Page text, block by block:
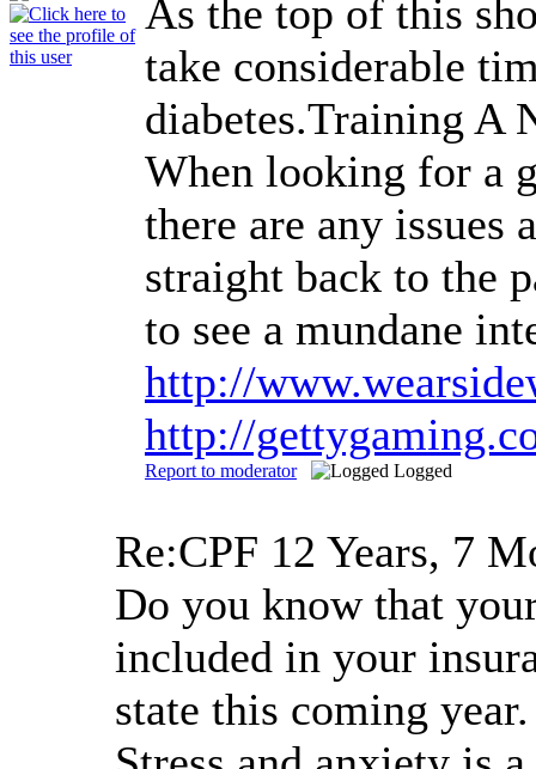
As the top of this
take considerable
diabetes.Training A
When looking for a
there are any
straight back to the
to see a mundane
http://
http://
Report to moderator Logged
Re:CPF 12 Years, 7
Do you know that
included in your
state this coming